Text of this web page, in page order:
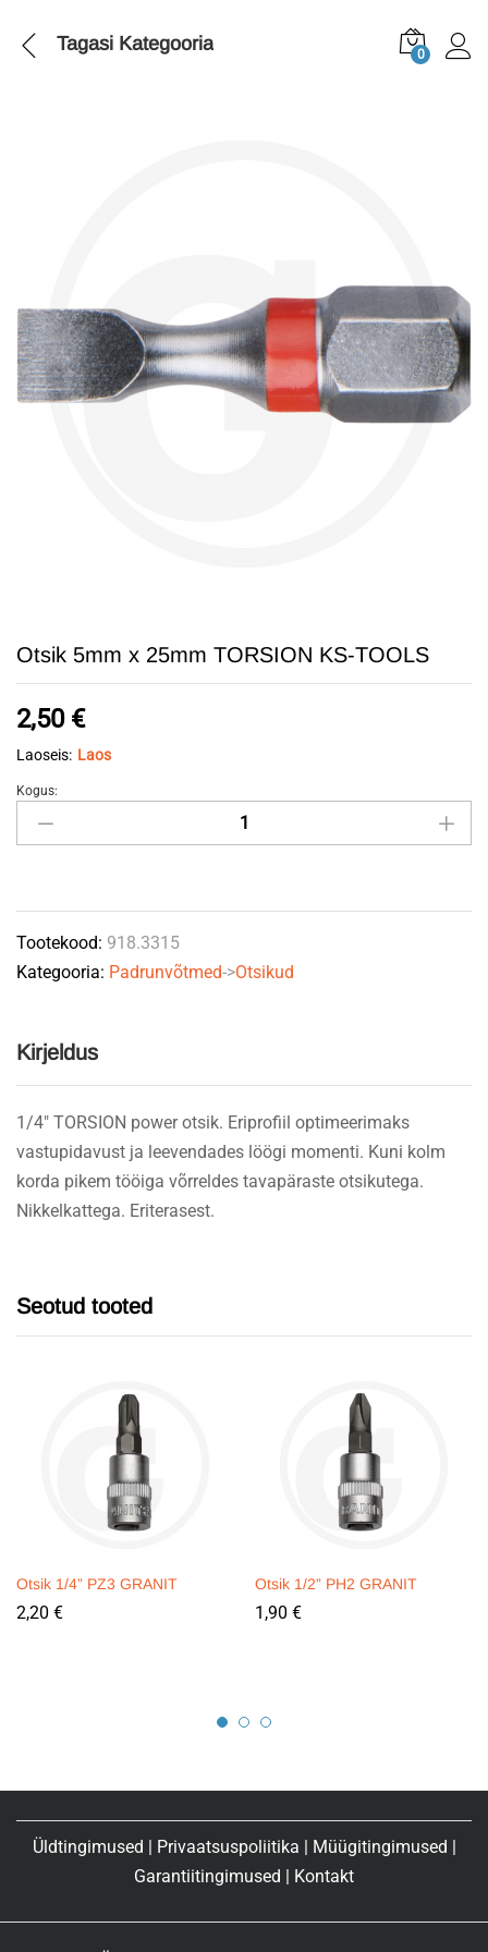
Tagasi Kategooria 0
Otsik 5mm x 25mm TORSION KS-TOOLS
2,50 €
Laoseis: Laos
Otsik
5mm
TORSION
KS-
TOOLS
Kogus:
Tootekood: 918.3315
Kategooria: Padrunvõtmed->Otsikud
Kirjeldus
1/4″ TORSION power otsik. Eriprofiil optimeerimaks
vastupidavust ja leevendades löögi momenti. Kuni kolm
korda pikem tööiga võrreldes tavapäraste otsikutega.
Nikkelkattega. Eriterasest.
Seotud tooted
Otsik 1/4” PZ3 GRANIT
2,20 €
Otsik 1/2” PH2 GRANIT
1,90 €
Üldtingimused Privaatsuspoliitika Müügitingimused
Garantiitingimused
Kontakt